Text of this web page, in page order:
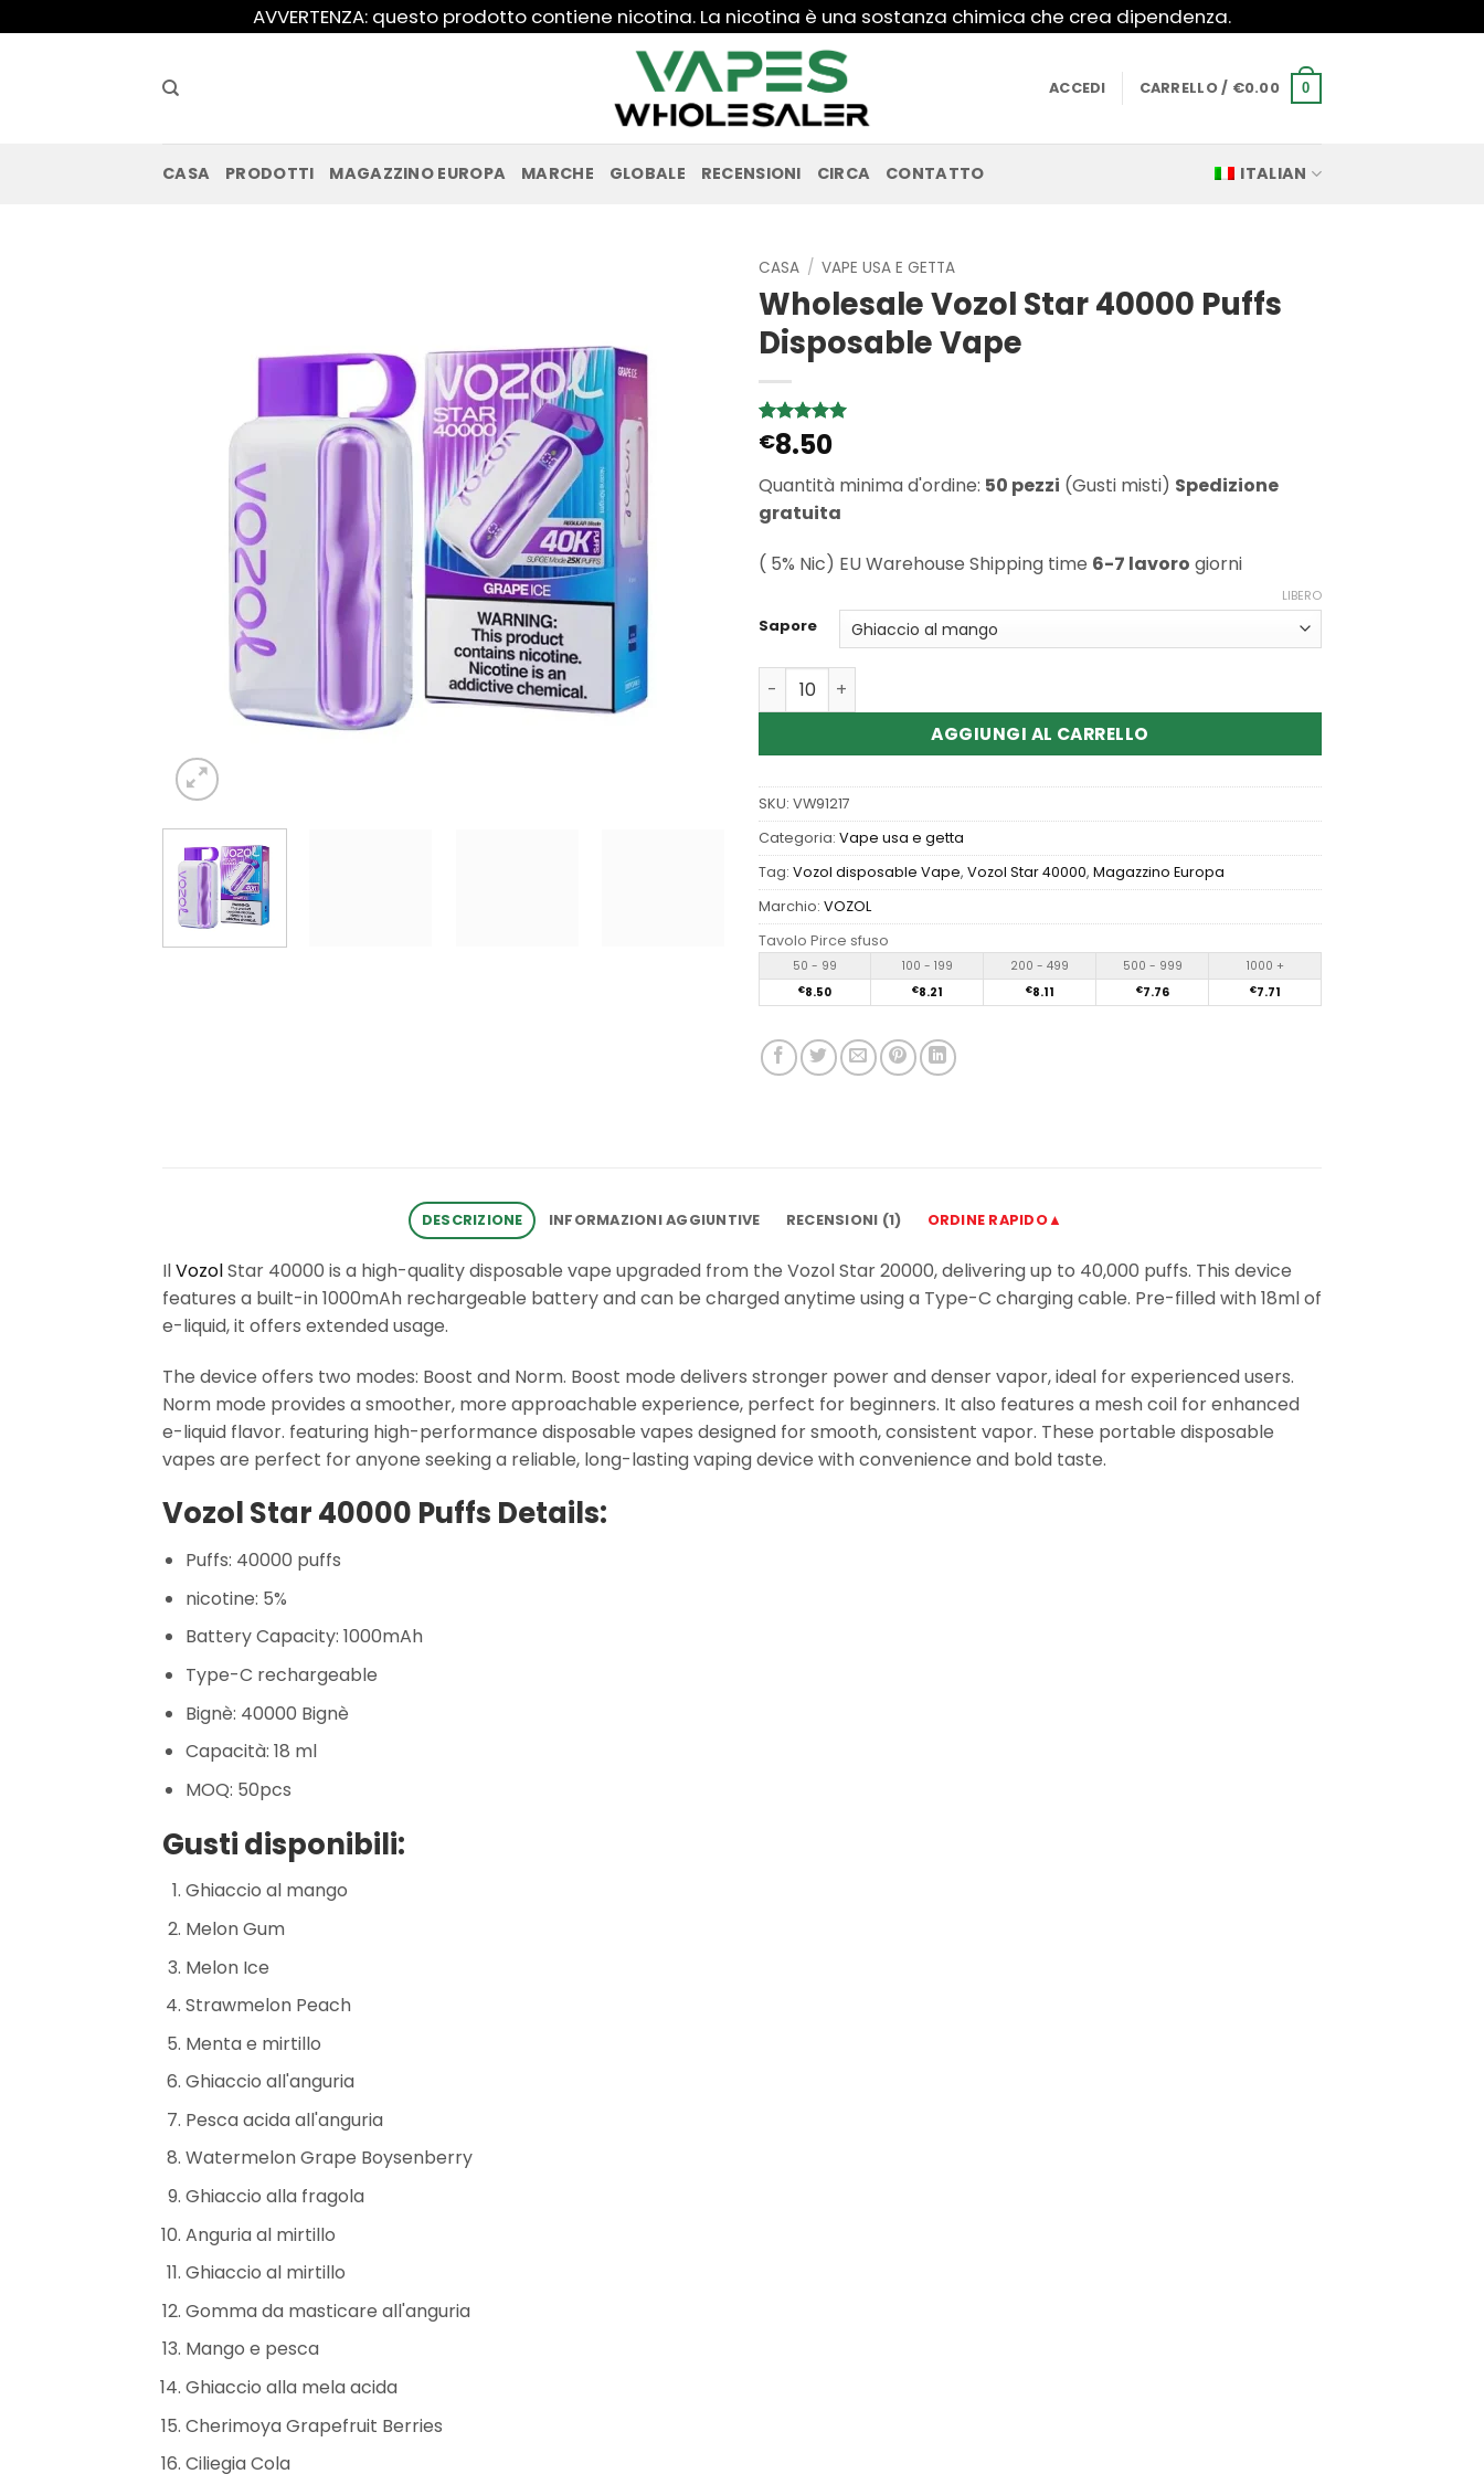
ai
AVVERTENZA: questo prodotto contiene nicotina. La nicotina è una sostanza chimica che crea dipendenza.
ACCEDI CARRELLO / €0.00 0
CASA PRODOTTI MAGAZZINO EUROPA MARCHE GLOBALE RECENSIONI CIRCA CONTATTO ITALIAN
CASA / VAPE USA E GETTA
Wholesale Vozol Star 40000 Puffs
Disposable Vape
Valutato5
su 5 su
1
recensioni
€8.50
Quantità minima d'ordine: 50 pezzi (Gusti misti) Spedizione
gratuita
( 5% Nic) EU Warehouse Shipping time 6-7 lavoro giorni
Sapore
LIBERO
Quantità Wholesale Vozol Star 40000 Puffs Disposable Vape
AGGIUNGI AL CARRELLO
SKU: VW91217
Categoria: Vape usa e getta
Tag: Vozol disposable Vape, Vozol Star 40000, Magazzino Europa
Marchio: VOZOL
Tavolo Pirce sfuso
50 - 99 100 - 199 200 - 499 500 - 999 1000 +
€8.50 €8.21 €8.11 €7.76 €7.71
DESCRIZIONE INFORMAZIONI AGGIUNTIVE RECENSIONI (1) ORDINE RAPIDO▲
IlVozolStar 40000 is a high-quality disposable vape upgraded from the Vozol Star 20000, delivering up to 40,000 puffs. This device
features a built-in 1000mAh rechargeable battery and can be charged anytime using a Type-C charging cable. Pre-filled with 18ml of
e-liquid, it offers extended usage.
The device offers two modes: Boost and Norm. Boost mode delivers stronger power and denser vapor, ideal for experienced users.
Norm mode provides a smoother, more approachable experience, perfect for beginners. It also features a mesh coil for enhanced
e-liquid flavor. featuring high-performance disposable vapes designed for smooth, consistent vapor. These portable disposable
vapes are perfect for anyone seeking a reliable, long-lasting vaping device with convenience and bold taste.
Vozol Star 40000 Puffs Details:
Puffs: 40000 puffs
nicotine: 5%
Battery Capacity: 1000mAh
Type-C rechargeable
Bignè: 40000 Bignè
Capacità: 18 ml
MOQ: 50pcs
Gusti disponibili:
Ghiaccio al mango
Melon Gum
Melon Ice
Strawmelon Peach
Menta e mirtillo
Ghiaccio all'anguria
Pesca acida all'anguria
Watermelon Grape Boysenberry
Ghiaccio alla fragola
Anguria al mirtillo
Ghiaccio al mirtillo
Gomma da masticare all'anguria
Mango e pesca
Ghiaccio alla mela acida
Cherimoya Grapefruit Berries
Ciliegia Cola